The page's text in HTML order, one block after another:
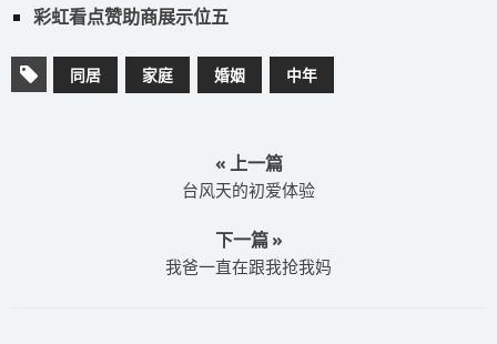
彩虹看点赞助商展示位五
同居 家庭 婚姻 中年
« 上一篇
台风天的初爱体验
下一篇 »
我爸一直在跟我抢我妈